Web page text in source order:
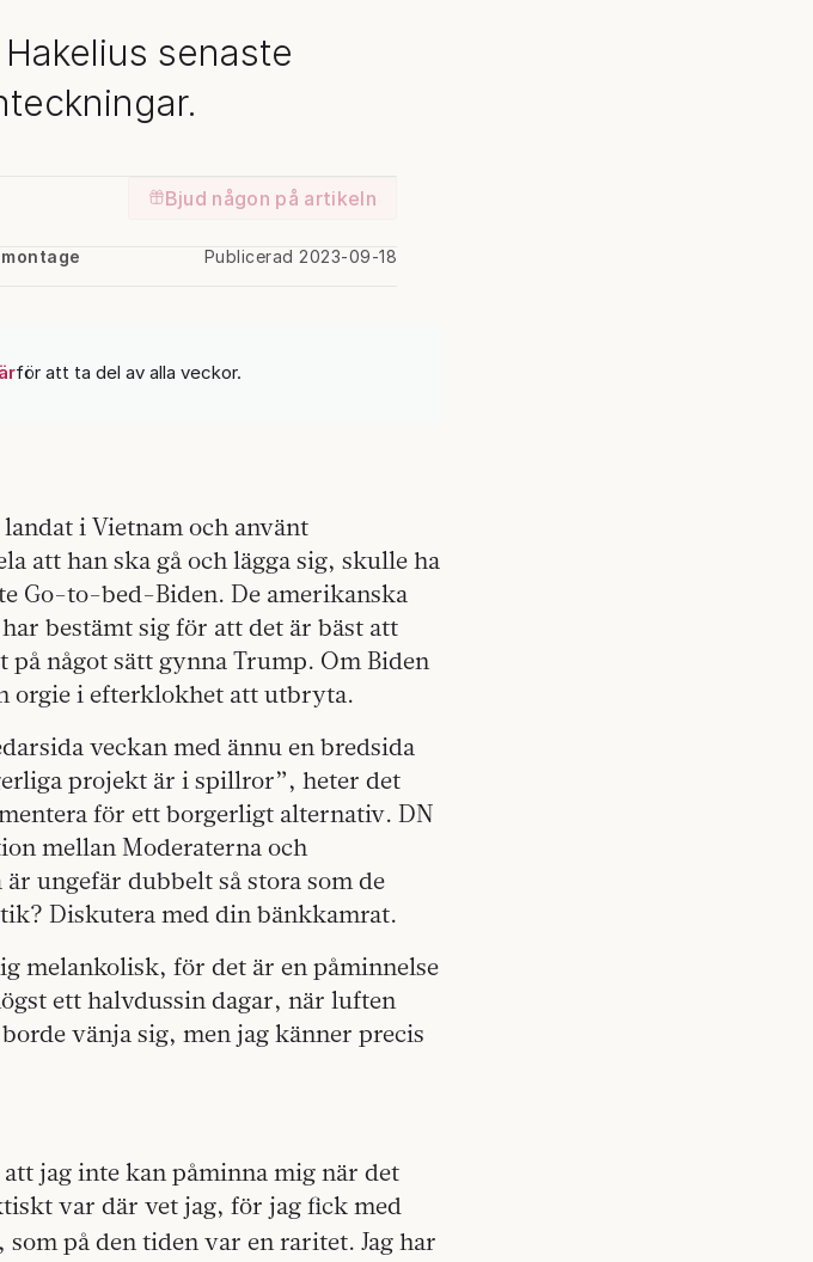
senaste
Bjud någon på artikeln
Publicerad 2023-09-18
för att ta del av alla veckor.
i Vietnam och använt
att han ska gå och lägga sig, skulle ha
Go-to-bed-Biden. De amerikanska
bestämt sig för att det är bäst att
något sätt gynna Trump. Om Biden
orgie i efterklokhet att utbryta.
veckan med ännu en bredsida
projekt är i spillror”, heter det
för ett borgerligt alternativ. DN
mellan Moderaterna och
ungefär dubbelt så stora som de
Diskutera med din bänkkamrat.
melankolisk, för det är en påminnelse
ett halvdussin dagar, när luften
vänja sig, men jag känner precis
jag inte kan påminna mig när det
var där vet jag, för jag fick med
, som på den tiden var en raritet. Jag har